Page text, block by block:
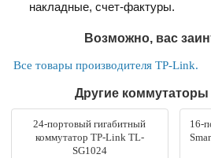
накладные, счет-фактуры.
Возможно, вас
Все товары производителя TP-Link.
Другие коммутаторы
24-портовый гигабитный
коммутатор TP-Link TL-
SG1024
16-